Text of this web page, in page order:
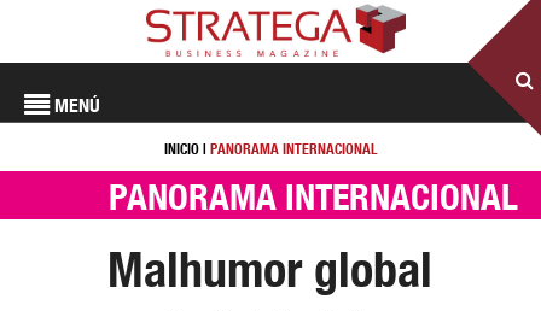
MENÚ
INICIO| PANORAMA INTERNACIONAL
PANORAMA INTERNACIONAL
Malhumor global